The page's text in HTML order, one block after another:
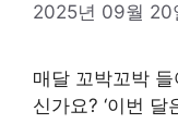
2025년 09월 20
매달 꼬박꼬박
신가요? ‘이번 달